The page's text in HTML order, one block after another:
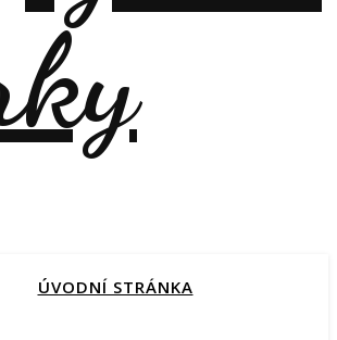
ÚVODNÍ STRÁNKA